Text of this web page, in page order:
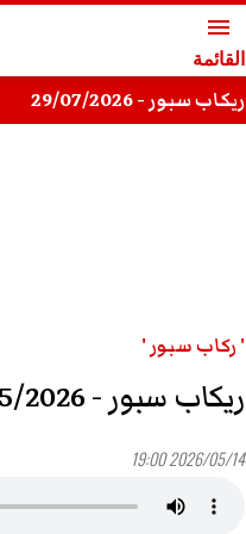
menu
القائمة
ريكاب سبور - 29/07/2026
' ركاب سبور '
ريكاب سبور - 14/05/2026
2026/05/14 19:00